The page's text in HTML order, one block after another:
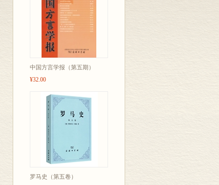
中国方言学报（第五期）
¥32.00
罗马史（第五卷）